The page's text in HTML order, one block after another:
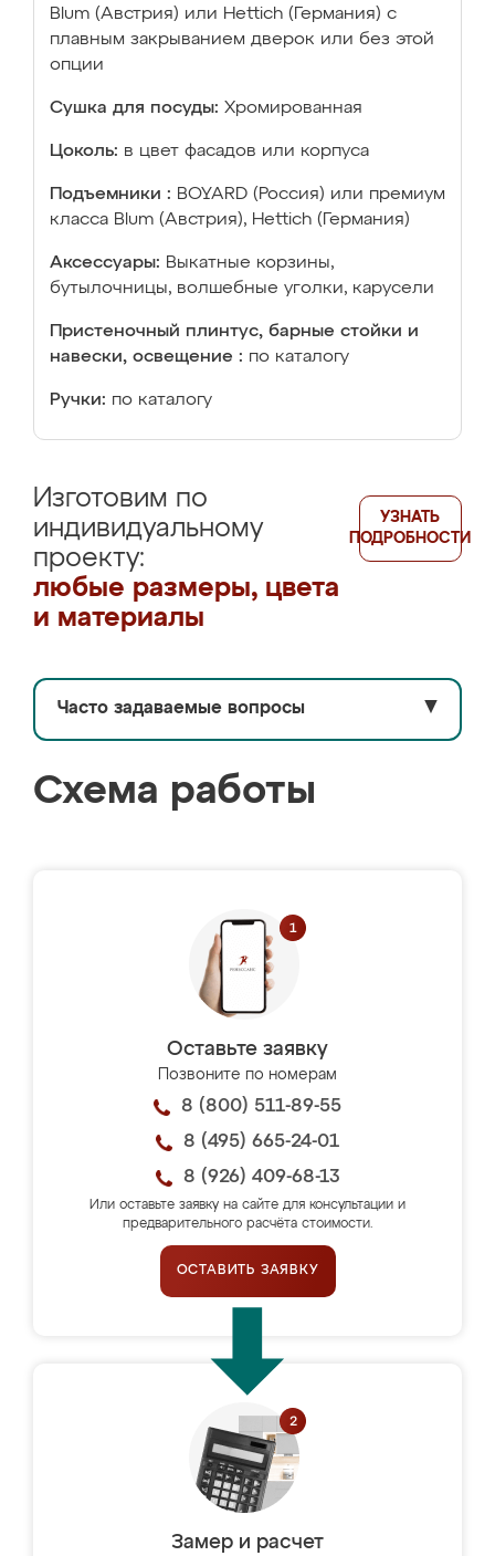
Blum (Австрия) или Hettich (Германия) с
плавным закрыванием дверок или без этой
опции
Сушка для посуды: Хромированная
Цоколь: в цвет фасадов или корпуса
Подъемники : BOYARD (Россия) или премиум
класса Blum (Австрия), Hettich (Германия)
Аксессуары: Выкатные корзины,
бутылочницы, волшебные уголки, карусели
Пристеночный плинтус, барные стойки и
навески, освещение : по каталогу
Ручки: по каталогу
Изготовим по
индивидуальному
проекту:
любые размеры, цвета
и материалы
УЗНАТЬ
ПОДРОБНОСТИ
Часто задаваемые вопросы ▼
Схема работы
Оставьте заявку
Позвоните по номерам
8 (800) 511-89-55
8 (495) 665-24-01
8 (926) 409-68-13
Или оставьте заявку на сайте для консультации и
предварительного расчёта стоимости.
ОСТАВИТЬ ЗАЯВКУ
Замер и расчет